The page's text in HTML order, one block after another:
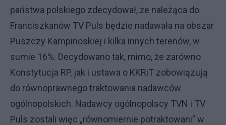
państwa polskiego zdecydował, że należąca do
Franciszkanów TV Puls będzie nadawała na obszar
Puszczy Kampinoskiej i kilka innych terenów, w
sumie 16%. Decydowano tak, mimo, że zarówno
Konstytucja RP, jak i ustawa o KKRiT zobowiązują
do równoprawnego traktowania nadawców
ogólnopolskich. Nadawcy ogólnopolscy TVN i TV
Puls zostali więc „równomiernie potraktowani” w